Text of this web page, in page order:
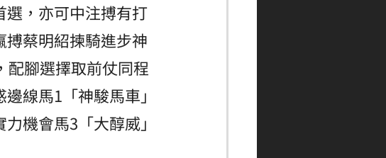
，亦可中注搏有打
蔡明紹揀騎進步神
配腳選擇取前仗同程
線馬1「神駿馬車」
機會馬3「大醇威」